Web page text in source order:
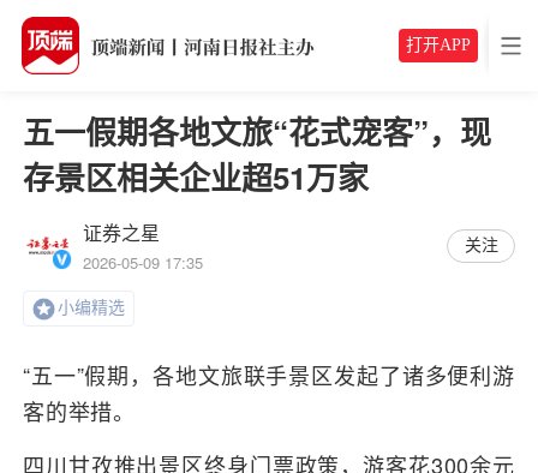
打开APP
五一假期各地文旅“花式宠客”，现
存景区相关企业超51万家
证券之星
2026-05-09 17:35
关注
小编精选
“五一”假期，各地文旅联手景区发起了诸多便利游
客的举措。
四川甘孜推出景区终身门票政策，游客花300余元